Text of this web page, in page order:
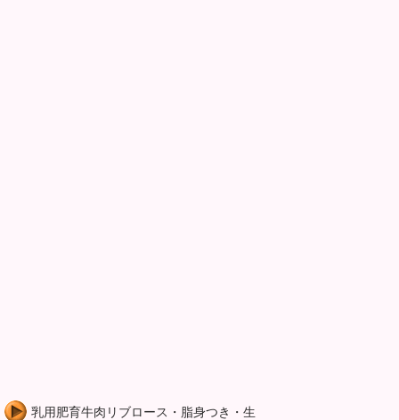
乳用肥育牛肉リブロース・脂身つき・生